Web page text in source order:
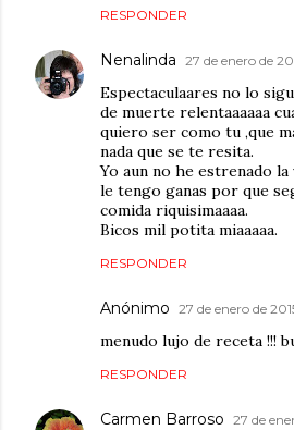
RESPONDER
Nenalinda 27 de enero de
Espectaculaares no lo
de muerte relentaaaaaa
quiero ser como tu ,que
nada que se te resita.
Yo aun no he estrenado
le tengo ganas por que
comida riquisimaaaa.
Bicos mil potita miaaaaa.
RESPONDER
Anónimo 27 de enero de
menudo lujo de receta !!!
RESPONDER
Carmen Barroso 27 de